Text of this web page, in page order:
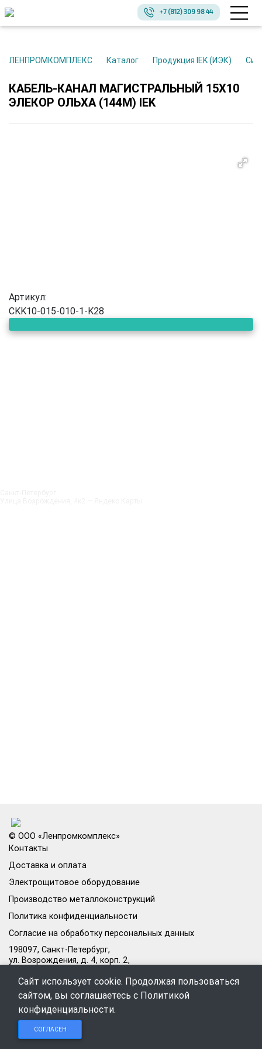
+7 (812) 309 98 44
ЛЕНПРОМКОМПЛЕКС Каталог Продукция IEK (ИЭК)
КАБЕЛЬ-КАНАЛ МАГИСТРАЛЬНЫЙ 15Х10
ЭЛЕКОР ОЛЬХА (144М) IEK
Артикул:
CKK10-015-010-1-K28
© ООО «Ленпромкомплекс»
Контакты
Доставка и оплата
Электрощитовое оборудование
Производство металлоконструкций
Политика конфиденциальности
Согласие на обработку персональных данных
198097, Санкт-Петербург,
ул. Возрождения, д. 4, корп. 2,
Режим работы офиса:
Пн–Пт: 09:00–18:00
+7 (812) 309-98-44
Сайт использует cookie. Продолжая пользоваться
сайтом, вы соглашаетесь с Политикой
конфиденциальности.
СОГЛАСЕН